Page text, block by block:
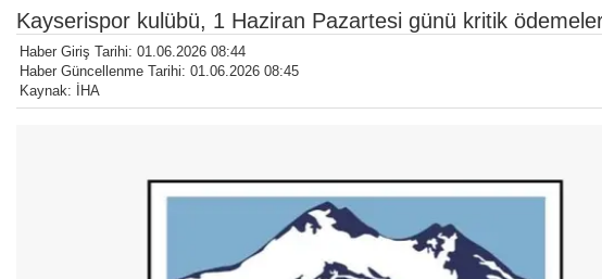
Kayserispor kulübü, 1 Haziran Pazartesi günü kritik
Haber Giriş Tarihi: 01.06.2026 08:44
Haber Güncellenme Tarihi: 01.06.2026 08:45
Kaynak: İHA